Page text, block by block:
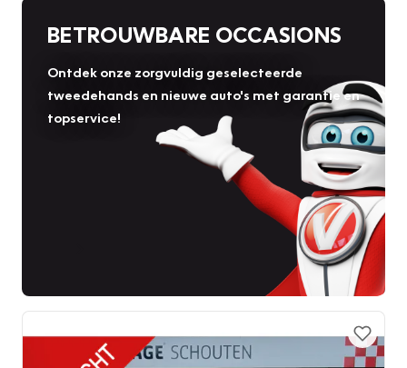
BETROUWBARE OCCASIONS
Ontdek onze zorgvuldig geselecteerde
tweedehands en nieuwe auto's met garantie en
topservice!